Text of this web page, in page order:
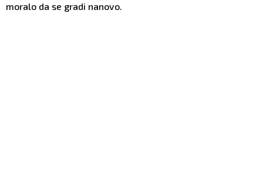
moralo da se gradi nanovo.